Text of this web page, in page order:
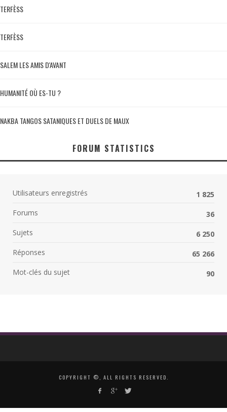
TERFÈSS
TERFÈSS
SALEM LES AMIS D'AVANT
HUMANITÉ OÙ ES-TU ?
NAKBA TANGOS SATANIQUES ET DUELS DE MAUX
FORUM STATISTICS
Utilisateurs enregistrés
1 825
Forums
36
Sujets
6 250
Réponses
65 266
Mot-clés du sujet
90
COPYRIGHT ©, ALL RIGHTS RESERVED.